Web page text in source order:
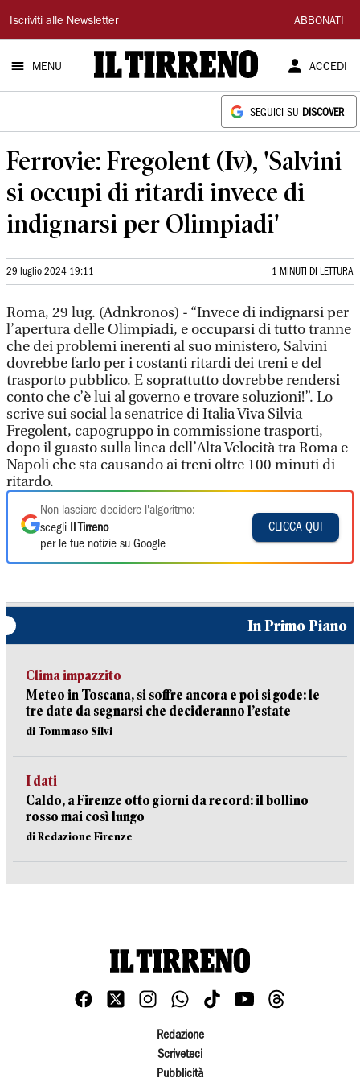
Il
Tirreno
Iscriviti alle Newsletter ABBONATI
MENU ACCEDI
SEGUICI SU DISCOVER
Ferrovie: Fregolent (Iv), 'Salvini
si occupi di ritardi invece di
indignarsi per Olimpiadi'
29 luglio 2024 19:11 1 MINUTI DI LETTURA
Roma, 29 lug. (Adnkronos) - “Invece di indignarsi per
l’apertura delle Olimpiadi, e occuparsi di tutto tranne
che dei problemi inerenti al suo ministero, Salvini
dovrebbe farlo per i costanti ritardi dei treni e del
trasporto pubblico. E soprattutto dovrebbe rendersi
conto che c’è lui al governo e trovare soluzioni!”. Lo
scrive sui social la senatrice di Italia Viva Silvia
Fregolent, capogruppo in commissione trasporti,
dopo il guasto sulla linea dell’Alta Velocità tra Roma e
Napoli che sta causando ai treni oltre 100 minuti di
ritardo.
Non lasciare decidere l'algoritmo:
scegli
Il Tirreno
per le tue notizie su Google
CLICCA QUI
In Primo Piano
Clima impazzito
Meteo in Toscana, si soffre ancora e poi si gode: le
tre date da segnarsi che decideranno l’estate
di Tommaso Silvi
I dati
Caldo, a Firenze otto giorni da record: il bollino
rosso mai così lungo
di Redazione Firenze
Redazione
Scriveteci
Pubblicità